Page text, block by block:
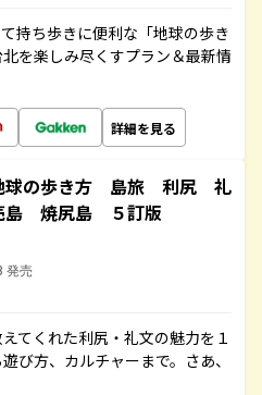
持ち歩きに便利な「地球の歩き
を楽しみ尽くすプラン＆最新情
詳細を見る
球の歩き方 島旅 利尻 礼
焼尻島 ５訂版
発売
てくれた利尻・礼文の魅力を１
び方、カルチャーまで。さあ、